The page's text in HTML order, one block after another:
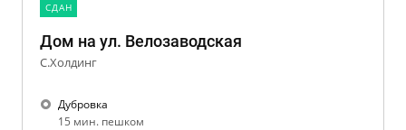
CДАН
Дом на ул. Велозаводская
С.Холдинг
Дубровка
15 мин. пешком